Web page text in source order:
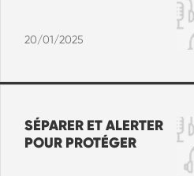
20/01/2025
SÉPARER ET ALERTER
POUR PROTÉGER